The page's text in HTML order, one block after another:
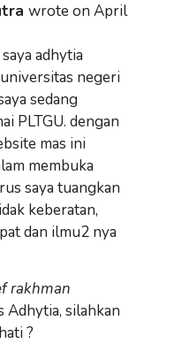
wrote on April
adhytia
negeri
sedang
PLTGU. dengan
mas ini
membuka
saya tuangkan
keberatan,
dan ilmu2 nya
rakhman
Adhytia, silahkan
?